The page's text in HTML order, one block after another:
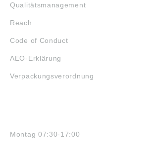
Qualitätsmanagement
Reach
Code of Conduct
AEO-Erklärung
Verpackungsverordnung
Montag 07:30-17:00